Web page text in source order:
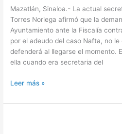
Mazatlán, Sinaloa.- La actual
Torres Noriega afirmó que la
Ayuntamiento ante la Fiscalía
por el adeudo del caso Nafta, no
defenderá al llegarse el momento.
ella cuando era secretaria del
caso
Nafta:
Rosario
Torres
Leer más »